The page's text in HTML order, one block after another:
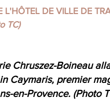
DE VILLE DE
TC)
Chruszez-Boineau
Caymaris, premier
en-Provence. (Photo